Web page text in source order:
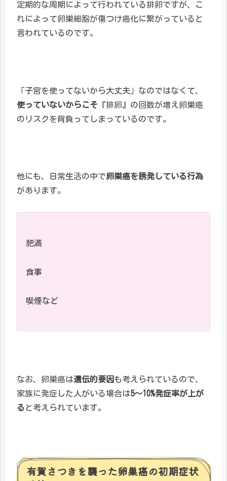
定期的な周期によって行われている排卵ですが、こ
れによって卵巣細胞が傷つけ癌化に繋がっていると
言われているのです。
「子宮を使ってないから大丈夫」なのではなくて、
使っていないからこそ 『排卵』の回数が増え卵巣癌
のリスクを背負ってしまっているのです。
他にも、日常生活の中で卵巣癌を誘発している行為
があります。
肥満
食事
喫煙など
なお、卵巣癌は遺伝的要因も考えられているので、
家族に発症した人がいる場合は5～10%発症率が上が
る と考えられています。
有賀さつきを襲った卵巣癌の初期症状